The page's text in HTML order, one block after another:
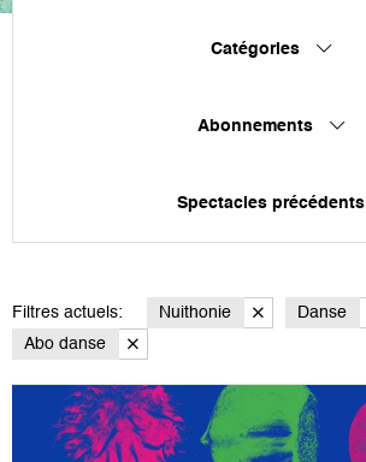
Catégories
Abonnements
Spectacles précédents
Filtres actuels: Nuithonie
Danse
Abo danse